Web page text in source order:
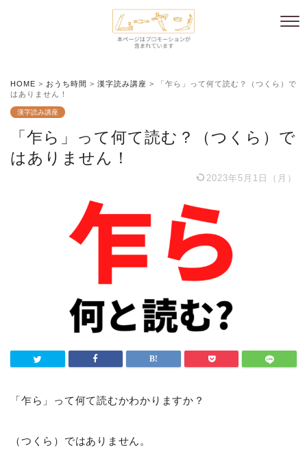
HOME > おうち時間 > 漢字読み講座 >
「乍ら」って何て読む？（つくら）で
はありません！
漢字読み講座
「乍ら」って何て読む？（つくら）で
はありません！
2023年5月1日（月）
「乍ら」って何て読むかわかりますか？
（つくら）ではありません。